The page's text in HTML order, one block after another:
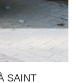
SAINT